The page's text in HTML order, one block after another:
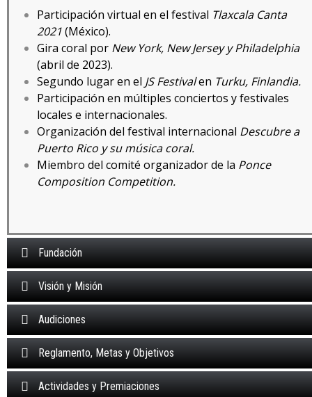
Participación virtual en el festival Tlaxcala Canta
2021(México).
Gira coral por New York, New Jersey y Philadelphia
(abril de 2023).
Segundo lugar en el JS Festivalen Turku, Finlandia.
Participación en múltiples conciertos y festivales
locales e internacionales.
Organización del festival internacional Descubre a
Puerto Rico y su música coral.
Miembro del comité organizador de la Ponce
Composition Competition.
Fundación
Visión y Misión
Audiciones
Reglamento, Metas y Objetivos
Actividades y Premiaciones